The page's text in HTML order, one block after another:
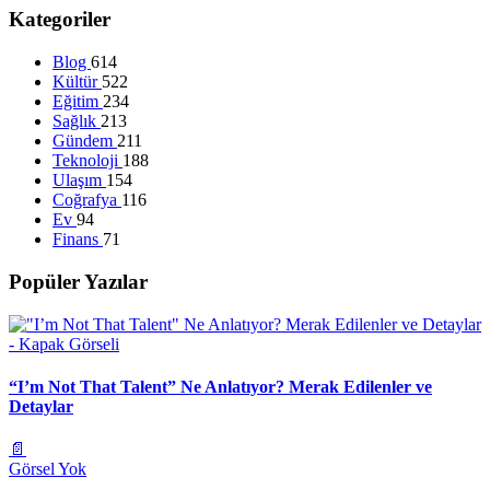
Kategoriler
Blog 614
Kültür 522
Eğitim 234
Sağlık 213
Gündem 211
Teknoloji 188
Ulaşım 154
Coğrafya 116
Ev 94
Finans 71
Popüler Yazılar
“I’m Not That Talent” Ne Anlatıyor? Merak Edilenler ve
Detaylar
📄
Görsel Yok